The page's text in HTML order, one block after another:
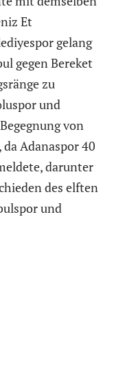
Et
gelang
gegen Bereket
zu
und
von
Adanaspor 40
darunter
des elften
und